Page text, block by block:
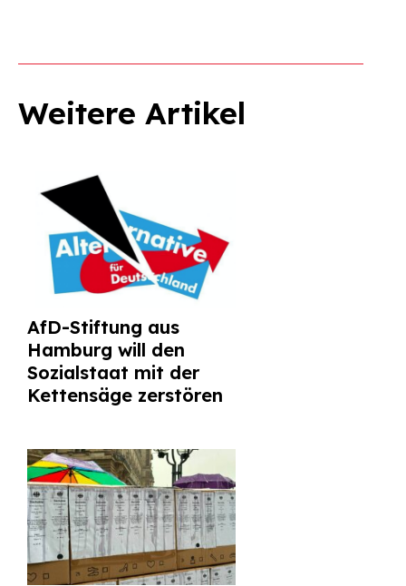
Weitere Artikel
AfD-Stiftung aus
Hamburg will den
Sozialstaat mit der
Kettensäge zerstören